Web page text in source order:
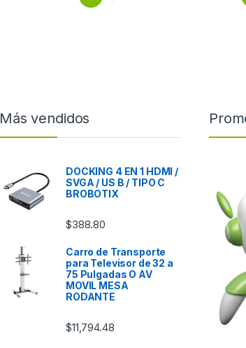
Más vendidos
DOCKING 4 EN 1 HDMI /
SVGA / US B / TIPO C
BROBOTIX
$388.80
Carro de Transporte
para Televisor de 32 a
75 Pulgadas O AV
MOVIL MESA
RODANTE
$11,794.48